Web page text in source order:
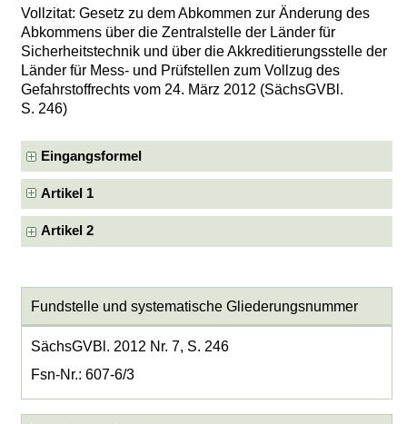
Vollzitat: Gesetz zu dem Abkommen zur Änderung des
Abkommens über die Zentralstelle der Länder für
Sicherheitstechnik und über die Akkreditierungsstelle der
Länder für Mess- und Prüfstellen zum Vollzug des
Gefahrstoffrechts vom 24. März 2012 (SächsGVBl.
S. 246)
Eingangsformel
Artikel 1
Artikel 2
Fundstelle und systematische Gliederungsnummer
SächsGVBl. 2012 Nr. 7, S. 246
Fsn-Nr.: 607-6/3